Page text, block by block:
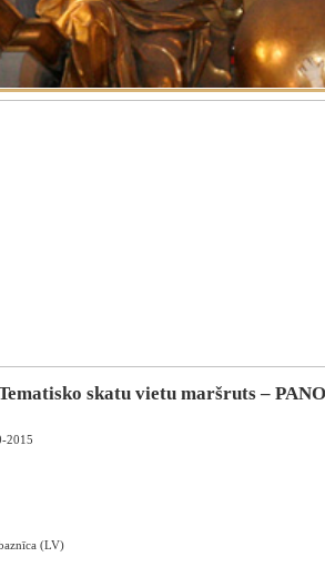
skatu vietu maršruts –
2015
(LV)